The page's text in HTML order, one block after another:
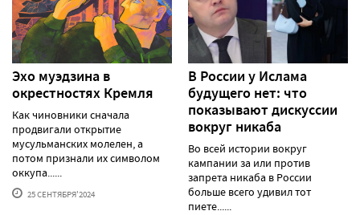
Эхо муэдзина в
окрестностях Кремля
Как чиновники сначала
продвигали открытие
мусульманских молелен, а
потом признали их символом
оккупа......
25 СЕНТЯБРЯ'2024
В России у Ислама
будущего нет: что
показывают дискуссии
вокруг никаба
Во всей истории вокруг
кампании за или против
запрета никаба в России
больше всего удивил тот
пиете......